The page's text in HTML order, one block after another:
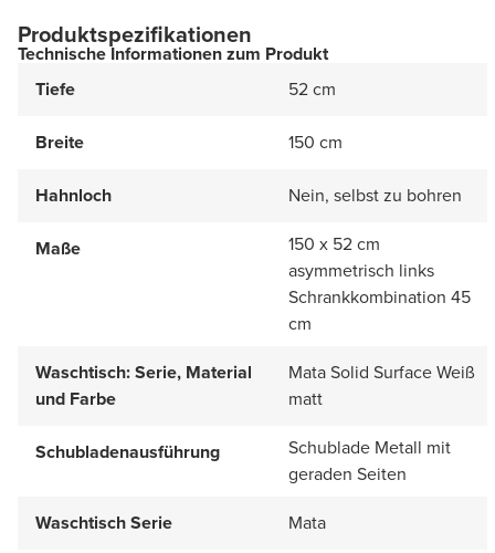
Produktspezifikationen
Technische Informationen zum Produkt
Tiefe
52 cm
Breite 150 cm
Hahnloch Nein, selbst zu bohren
Maße
150 x 52 cm
asymmetrisch links
Schrankkombination 45
cm
Waschtisch: Serie, Material
und Farbe
Mata Solid Surface Weiß
matt
Schubladenausführung
Schublade Metall mit
geraden Seiten
Waschtisch Serie
Mata